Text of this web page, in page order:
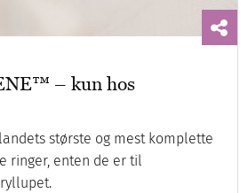
– kun hos
største og mest komplette
ringer, enten de er til